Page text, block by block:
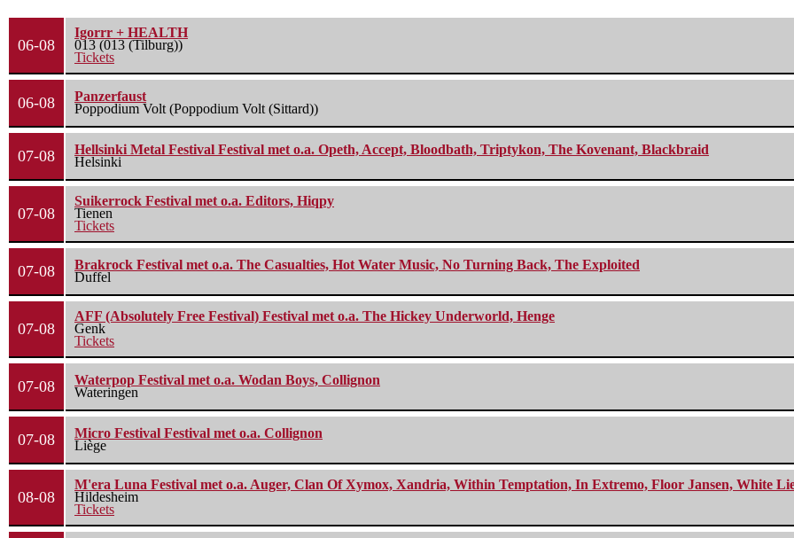
06-08
Igorrr + HEALTH
013 (013 (Tilburg))
Tickets
06-08
Panzerfaust
Poppodium Volt (Poppodium Volt (Sittard))
07-08
Hellsinki Metal Festival Festival met o.a. Opeth, Accept, Bloodbath, Triptykon, The Kovenant, Blackbraid
Helsinki
07-08
Suikerrock Festival met o.a. Editors, Hiqpy
Tienen
Tickets
07-08
Brakrock Festival met o.a. The Casualties, Hot Water Music, No Turning Back, The Exploited
Duffel
07-08
AFF (Absolutely Free Festival) Festival met o.a. The Hickey Underworld, Henge
Genk
Tickets
07-08
Waterpop Festival met o.a. Wodan Boys, Collignon
Wateringen
07-08
Micro Festival Festival met o.a. Collignon
Liège
08-08
M'era Luna Festival met o.a. Auger, Clan Of Xymox, Xandria, Within Temptation, In Extremo, Floor Jansen, White
Hildesheim
Tickets